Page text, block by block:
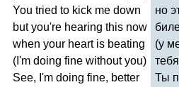
You tried to kick me down
but you're hearing this now
when your heart is beating
( I'm doing fine without you)
See, I'm doing fine, better
но
(у
Ты